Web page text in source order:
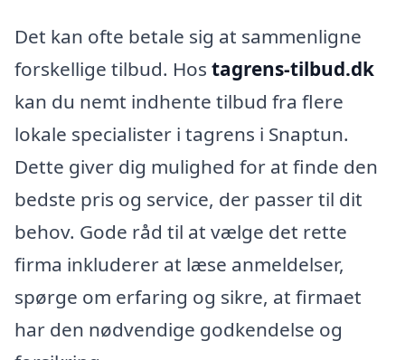
Det kan ofte betale sig at sammenligne
forskellige tilbud. Hos tagrens-tilbud.dk
kan du nemt indhente tilbud fra flere
lokale specialister i tagrens i Snaptun.
Dette giver dig mulighed for at finde den
bedste pris og service, der passer til dit
behov. Gode råd til at vælge det rette
firma inkluderer at læse anmeldelser,
spørge om erfaring og sikre, at firmaet
har den nødvendige godkendelse og